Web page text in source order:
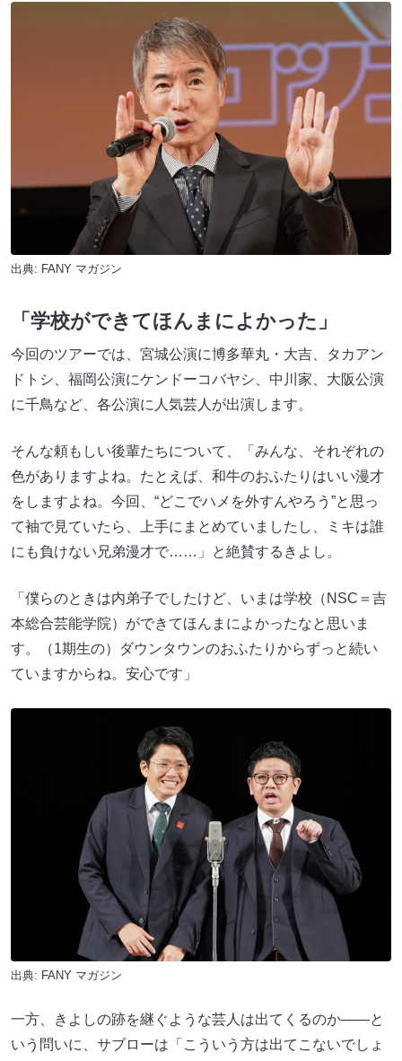
出典: FANY マガジン
「学校ができてほんまによかった」
今回のツアーでは、宮城公演に博多華丸・大吉、タカアン
ドトシ、福岡公演にケンドーコバヤシ、中川家、大阪公演
に千鳥など、各公演に人気芸人が出演します。
そんな頼もしい後輩たちについて、「みんな、それぞれの
色がありますよね。たとえば、和牛のおふたりはいい漫才
をしますよね。今回、“どこでハメを外すんやろう”と思っ
て袖で見ていたら、上手にまとめていましたし、ミキは誰
にも負けない兄弟漫才で……」と絶賛するきよし。
「僕らのときは内弟子でしたけど、いまは学校（NSC＝吉
本総合芸能学院）ができてほんまによかったなと思いま
す。（1期生の）ダウンタウンのおふたりからずっと続い
ていますからね。安心です」
出典: FANY マガジン
一方、きよしの跡を継ぐような芸人は出てくるのか――と
いう問いに、サブローは「こういう方は出てこないでしょ